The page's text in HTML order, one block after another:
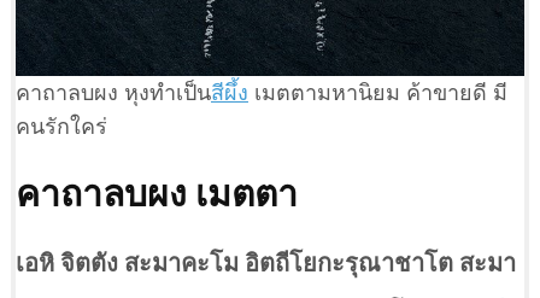
คาถาลบผง หุงทำเป็นสีผึ้ง เมตตามหานิยม ค้าขายดี มี
คนรักใคร่
คาถาลบผง เมตตา
เอหิ จิตตัง สะมาคะโม อิตถีโยกะรุณาชาโต สะมา